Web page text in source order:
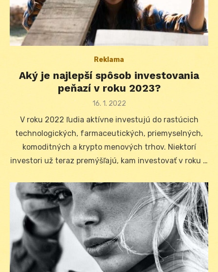
Reklama
Aký je najlepší spôsob investovania
peňazí v roku 2023?
Posted
16. 1. 2022
V roku 2022 ľudia aktívne investujú do rastúcich
technologických, farmaceutických, priemyselných,
komoditných a krypto menových trhov. Niektorí
investori už teraz premýšľajú, kam investovať v roku …